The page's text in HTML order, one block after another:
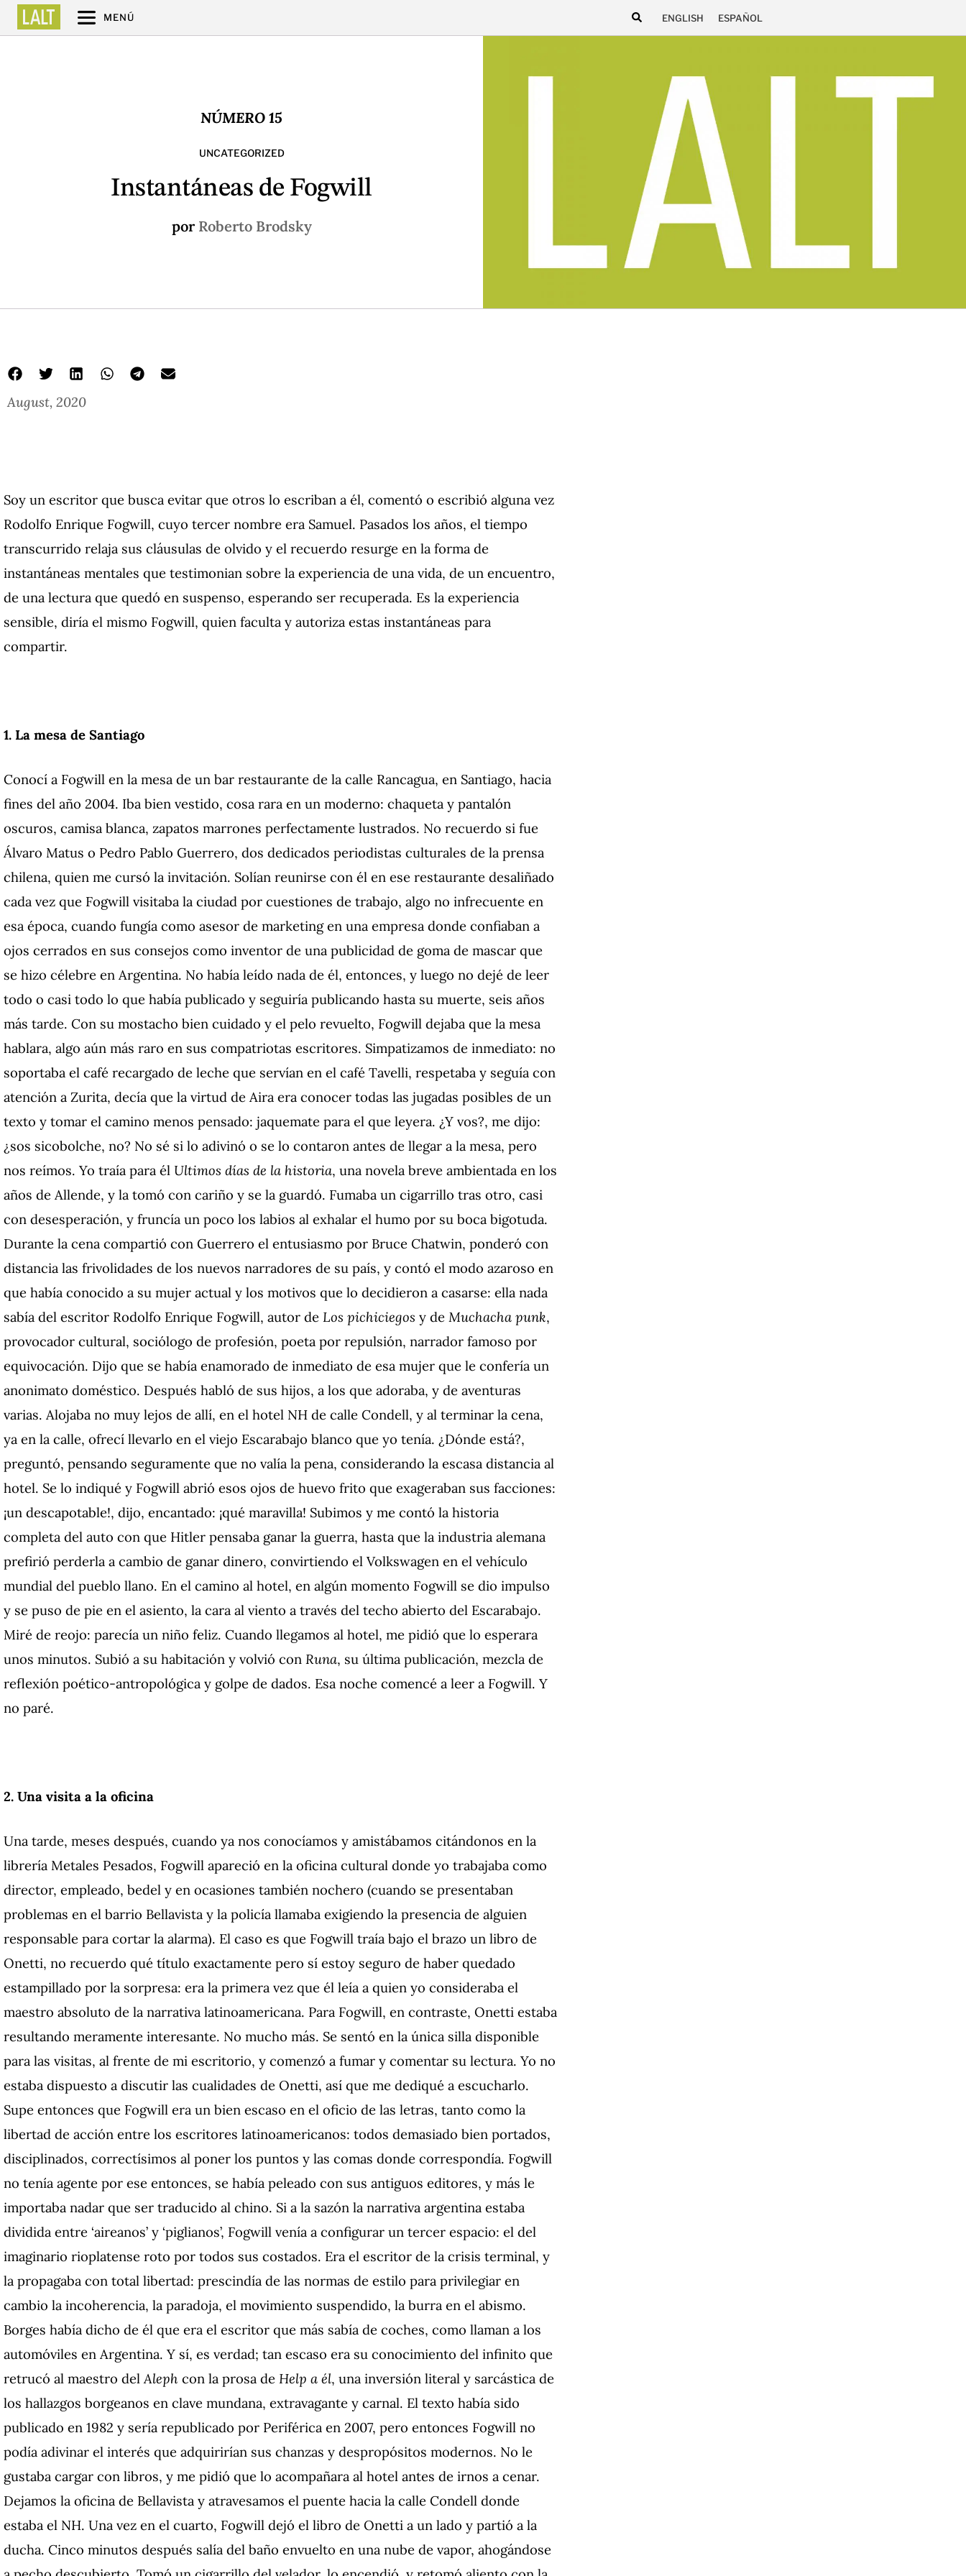
MENÚ ENGLISH ESPAÑOL
NÚMERO 15
UNCATEGORIZED
Instantáneas de Fogwill
por Roberto Brodsky
August, 2020
Soy un escritor que busca evitar que otros lo escriban a él, comentó o escribió alguna vez
Rodolfo Enrique Fogwill, cuyo tercer nombre era Samuel. Pasados los años, el tiempo
transcurrido relaja sus cláusulas de olvido y el recuerdo resurge en la forma de
instantáneas mentales que testimonian sobre la experiencia de una vida, de un encuentro,
de una lectura que quedó en suspenso, esperando ser recuperada. Es la experiencia
sensible, diría el mismo Fogwill, quien faculta y autoriza estas instantáneas para
compartir.
1. La mesa de Santiago
Conocí a Fogwill en la mesa de un bar restaurante de la calle Rancagua, en Santiago, hacia
fines del año 2004. Iba bien vestido, cosa rara en un moderno: chaqueta y pantalón
oscuros, camisa blanca, zapatos marrones perfectamente lustrados. No recuerdo si fue
Álvaro Matus o Pedro Pablo Guerrero, dos dedicados periodistas culturales de la prensa
chilena, quien me cursó la invitación. Solían reunirse con él en ese restaurante desaliñado
cada vez que Fogwill visitaba la ciudad por cuestiones de trabajo, algo no infrecuente en
esa época, cuando fungía como asesor de marketing en una empresa donde confiaban a
ojos cerrados en sus consejos como inventor de una publicidad de goma de mascar que
se hizo célebre en Argentina. No había leído nada de él, entonces, y luego no dejé de leer
todo o casi todo lo que había publicado y seguiría publicando hasta su muerte, seis años
más tarde. Con su mostacho bien cuidado y el pelo revuelto, Fogwill dejaba que la mesa
hablara, algo aún más raro en sus compatriotas escritores. Simpatizamos de inmediato: no
soportaba el café recargado de leche que servían en el café Tavelli, respetaba y seguía con
atención a Zurita, decía que la virtud de Aira era conocer todas las jugadas posibles de un
texto y tomar el camino menos pensado: jaquemate para el que leyera. ¿Y vos?, me dijo:
¿sos sicobolche, no? No sé si lo adivinó o se lo contaron antes de llegar a la mesa, pero
nos reímos. Yo traía para él Ultimos días de la historia, una novela breve ambientada en los
años de Allende, y la tomó con cariño y se la guardó. Fumaba un cigarrillo tras otro, casi
con desesperación, y fruncía un poco los labios al exhalar el humo por su boca bigotuda.
Durante la cena compartió con Guerrero el entusiasmo por Bruce Chatwin, ponderó con
distancia las frivolidades de los nuevos narradores de su país, y contó el modo azaroso en
que había conocido a su mujer actual y los motivos que lo decidieron a casarse: ella nada
sabía del escritor Rodolfo Enrique Fogwill, autor de Los pichiciegos y de Muchacha punk,
provocador cultural, sociólogo de profesión, poeta por repulsión, narrador famoso por
equivocación. Dijo que se había enamorado de inmediato de esa mujer que le confería un
anonimato doméstico. Después habló de sus hijos, a los que adoraba, y de aventuras
varias. Alojaba no muy lejos de allí, en el hotel NH de calle Condell, y al terminar la cena,
ya en la calle, ofrecí llevarlo en el viejo Escarabajo blanco que yo tenía. ¿Dónde está?,
preguntó, pensando seguramente que no valía la pena, considerando la escasa distancia al
hotel. Se lo indiqué y Fogwill abrió esos ojos de huevo frito que exageraban sus facciones:
¡un descapotable!, dijo, encantado: ¡qué maravilla! Subimos y me contó la historia
completa del auto con que Hitler pensaba ganar la guerra, hasta que la industria alemana
prefirió perderla a cambio de ganar dinero, convirtiendo el Volkswagen en el vehículo
mundial del pueblo llano. En el camino al hotel, en algún momento Fogwill se dio impulso
y se puso de pie en el asiento, la cara al viento a través del techo abierto del Escarabajo.
Miré de reojo: parecía un niño feliz. Cuando llegamos al hotel, me pidió que lo esperara
unos minutos. Subió a su habitación y volvió con Runa, su última publicación, mezcla de
reflexión poético-antropológica y golpe de dados. Esa noche comencé a leer a Fogwill. Y
no paré.
2. Una visita a la oficina
Una tarde, meses después, cuando ya nos conocíamos y amistábamos citándonos en la
librería Metales Pesados, Fogwill apareció en la oficina cultural donde yo trabajaba como
director, empleado, bedel y en ocasiones también nochero (cuando se presentaban
problemas en el barrio Bellavista y la policía llamaba exigiendo la presencia de alguien
responsable para cortar la alarma). El caso es que Fogwill traía bajo el brazo un libro de
Onetti, no recuerdo qué título exactamente pero sí estoy seguro de haber quedado
estampillado por la sorpresa: era la primera vez que él leía a quien yo consideraba el
maestro absoluto de la narrativa latinoamericana. Para Fogwill, en contraste, Onetti estaba
resultando meramente interesante. No mucho más. Se sentó en la única silla disponible
para las visitas, al frente de mi escritorio, y comenzó a fumar y comentar su lectura. Yo no
estaba dispuesto a discutir las cualidades de Onetti, así que me dediqué a escucharlo.
Supe entonces que Fogwill era un bien escaso en el oficio de las letras, tanto como la
libertad de acción entre los escritores latinoamericanos: todos demasiado bien portados,
disciplinados, correctísimos al poner los puntos y las comas donde correspondía. Fogwill
no tenía agente por ese entonces, se había peleado con sus antiguos editores, y más le
importaba nadar que ser traducido al chino. Si a la sazón la narrativa argentina estaba
dividida entre ‘aireanos’ y ‘piglianos’, Fogwill venía a configurar un tercer espacio: el del
imaginario rioplatense roto por todos sus costados. Era el escritor de la crisis terminal, y
la propagaba con total libertad: prescindía de las normas de estilo para privilegiar en
cambio la incoherencia, la paradoja, el movimiento suspendido, la burra en el abismo.
Borges había dicho de él que era el escritor que más sabía de coches, como llaman a los
automóviles en Argentina. Y sí, es verdad; tan escaso era su conocimiento del infinito que
retrucó al maestro del Aleph con la prosa de Help a él, una inversión literal y sarcástica de
los hallazgos borgeanos en clave mundana, extravagante y carnal. El texto había sido
publicado en 1982 y sería republicado por Periférica en 2007, pero entonces Fogwill no
podía adivinar el interés que adquirirían sus chanzas y despropósitos modernos. No le
gustaba cargar con libros, y me pidió que lo acompañara al hotel antes de irnos a cenar.
Dejamos la oficina de Bellavista y atravesamos el puente hacia la calle Condell donde
estaba el NH. Una vez en el cuarto, Fogwill dejó el libro de Onetti a un lado y partió a la
ducha. Cinco minutos después salía del baño envuelto en una nube de vapor, ahogándose